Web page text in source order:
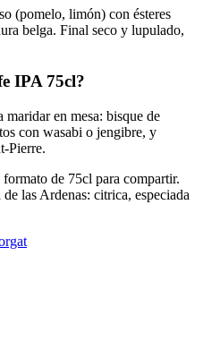
(pomelo, limón) con ésteres
belga. Final seco y lupulado,
IPA 75cl?
en mesa: bisque de
con wasabi o jengibre, y
Pierre.
de 75cl para compartir.
las Ardenas: citrica, especiada